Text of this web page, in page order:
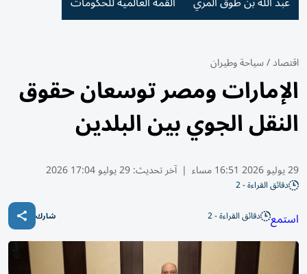
اقتصاد/سياحة وطيران
الإمارات ومصر توسعان حقوق
النقل الجوي بين البلدين
29 يوليو 2026 16:51 مساء | آخر تحديث:29 يوليو 17:04 2026
دقائق القراءة - 2
استمع دقائق القراءة - 2 شارك